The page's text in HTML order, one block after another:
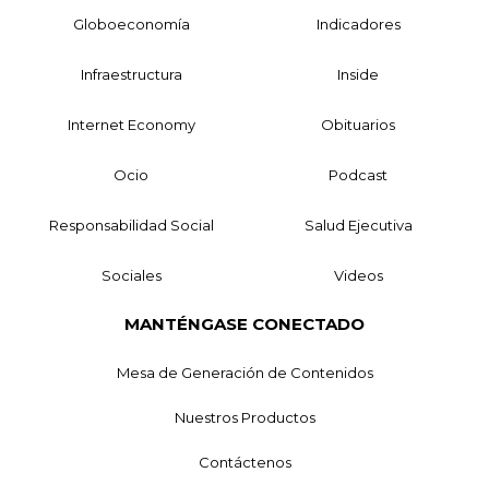
Globoeconomía Indicadores
Infraestructura Inside
Internet Economy Obituarios
Ocio Podcast
Responsabilidad Social Salud Ejecutiva
Sociales Videos
MANTÉNGASE CONECTADO
Mesa de Generación de Contenidos
Nuestros Productos
Contáctenos